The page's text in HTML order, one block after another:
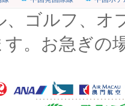
、ゴルフ、オ
す。お急ぎの